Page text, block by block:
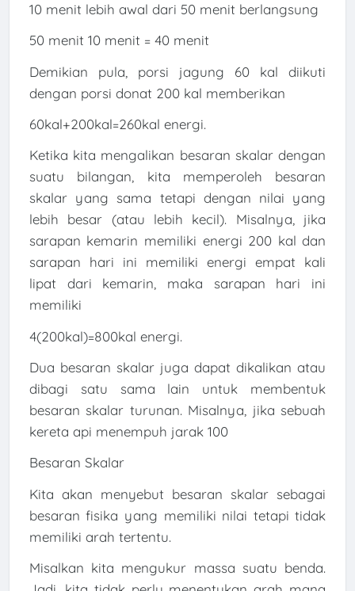
10 menit lebih awal dari 50 menit berlangsung
50 menit 10 menit = 40 menit
Demikian pula, porsi jagung 60 kal diikuti
dengan porsi donat 200 kal memberikan
60kal+200kal=260kal energi.
Ketika kita mengalikan besaran skalar dengan
suatu bilangan, kita memperoleh besaran
skalar yang sama tetapi dengan nilai yang
lebih besar (atau lebih kecil). Misalnya, jika
sarapan kemarin memiliki energi 200 kal dan
sarapan hari ini memiliki energi empat kali
lipat dari kemarin, maka sarapan hari ini
memiliki
4(200kal)=800kal energi.
Dua besaran skalar juga dapat dikalikan atau
dibagi satu sama lain untuk membentuk
besaran skalar turunan. Misalnya, jika sebuah
kereta api menempuh jarak 100
Besaran Skalar
Kita akan menyebut besaran skalar sebagai
besaran fisika yang memiliki nilai tetapi tidak
memiliki arah tertentu.
Misalkan kita mengukur massa suatu benda.